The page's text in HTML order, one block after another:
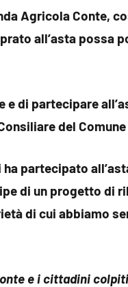
Agricola Conte,
all’asta possa
di partecipare
del
partecipato
di un progetto di
di cui abbiamo
e i cittadini